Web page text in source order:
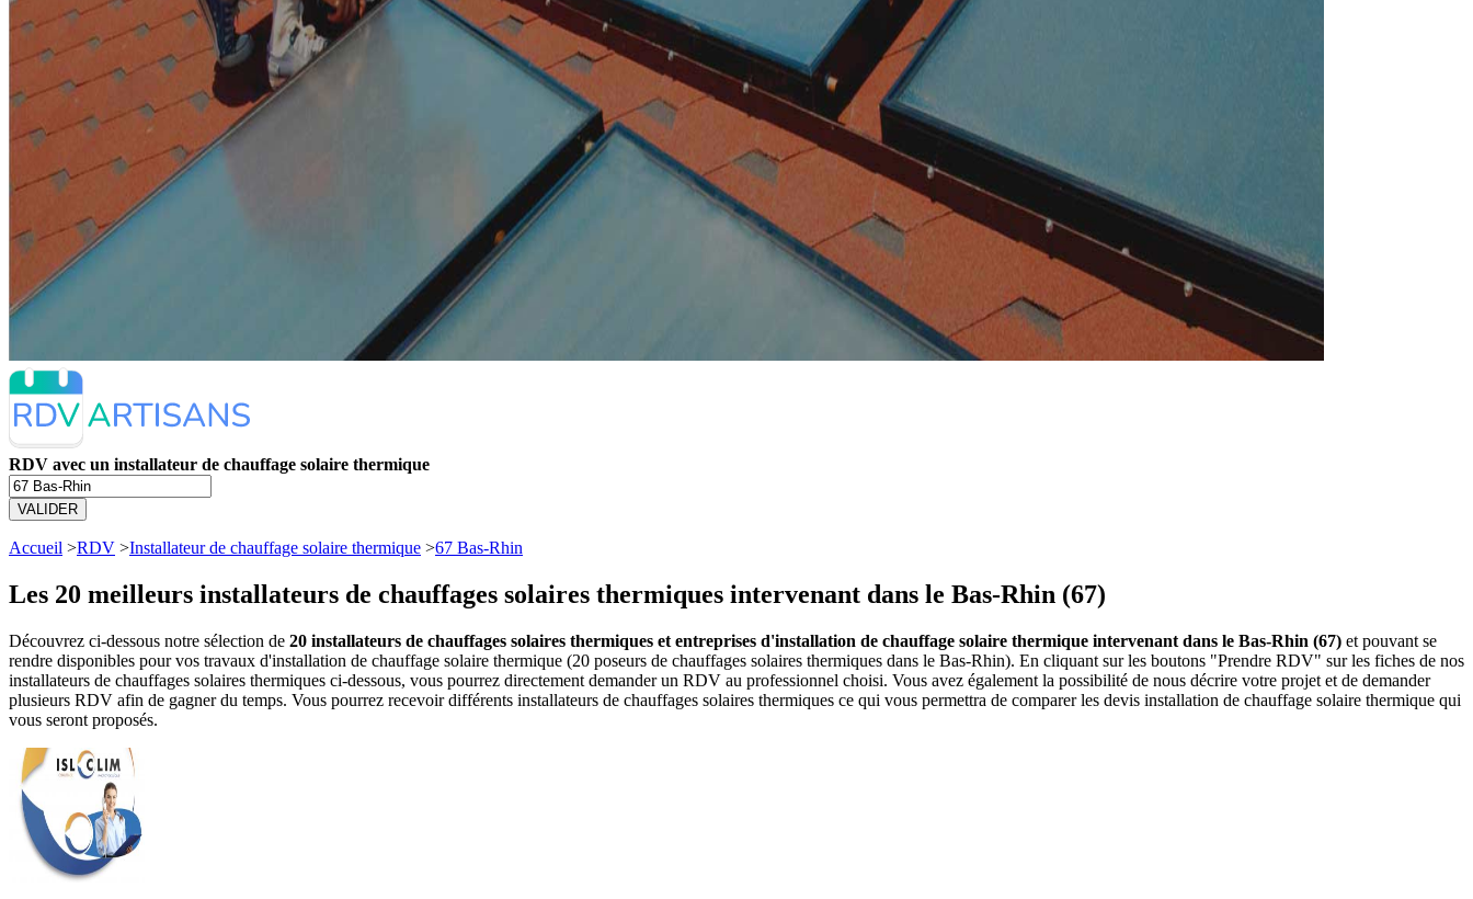
RDV avec un installateur de chauffage solaire thermique
VALIDER
Accueil >RDV >Installateur de chauffage solaire thermique >67 Bas-Rhin
Les 20 meilleurs installateurs de chauffages solaires thermiques intervenant dans le Bas-Rhin (67)
Découvrez ci-dessous notre sélection de 20 installateurs de chauffages solaires thermiques et entreprises d'installation de chauffage solaire thermique intervenant dans le Bas-Rhin (67) et pouvant se
rendre disponibles pour vos travaux d'installation de chauffage solaire thermique (20 poseurs de chauffages solaires thermiques dans le Bas-Rhin). En cliquant sur les boutons "Prendre RDV" sur les fiches de nos
installateurs de chauffages solaires thermiques ci-dessous, vous pourrez directement demander un RDV au professionnel choisi. Vous avez également la possibilité de nous décrire votre projet et de demander
plusieurs RDV afin de gagner du temps. Vous pourrez recevoir différents installateurs de chauffages solaires thermiques ce qui vous permettra de comparer les devis installation de chauffage solaire thermique qui
vous seront proposés.